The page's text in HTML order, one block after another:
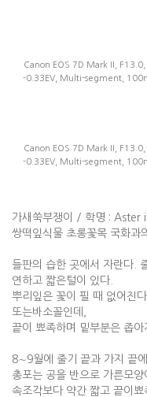
Canon EOS 7D Mark II,
-0.33EV, Multi-segment,
Canon EOS 7D Mark II,
-0.33EV, Multi-segment,
가새쑥부쟁이 / 학명 : Aster
쌍떡잎식물 초롱꽃목 국화과
들판의 습한 곳에서 자란다.
연하고 짧은털이 있다.
뿌리잎은 꽃이 필 때 없어진
또는바소꼴인데,
끝이 뾰족하며 밑부분은 좁
8∼9월에 줄기 끝과 가지 끝
총포는 공을 반으로 가른모
속조각보다 약간 짧고 끝이뾰